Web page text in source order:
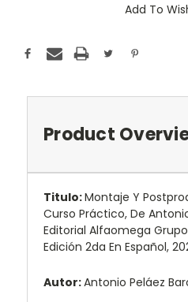
Add To
Product
Titulo:Montaje Y
Curso Práctico, De
Editorial Alfaomega
Edición 2da En Español,
Autor:Antonio Peláez